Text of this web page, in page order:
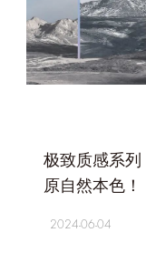
极致质感系
原自然本色！
2024-06-04